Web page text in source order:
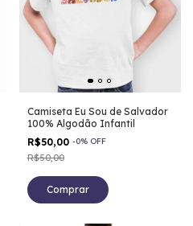
Camiseta Eu Sou de Salvador
100% Algodão Infantil
R$50,00 -0% OFF
R$50,00
Comprar